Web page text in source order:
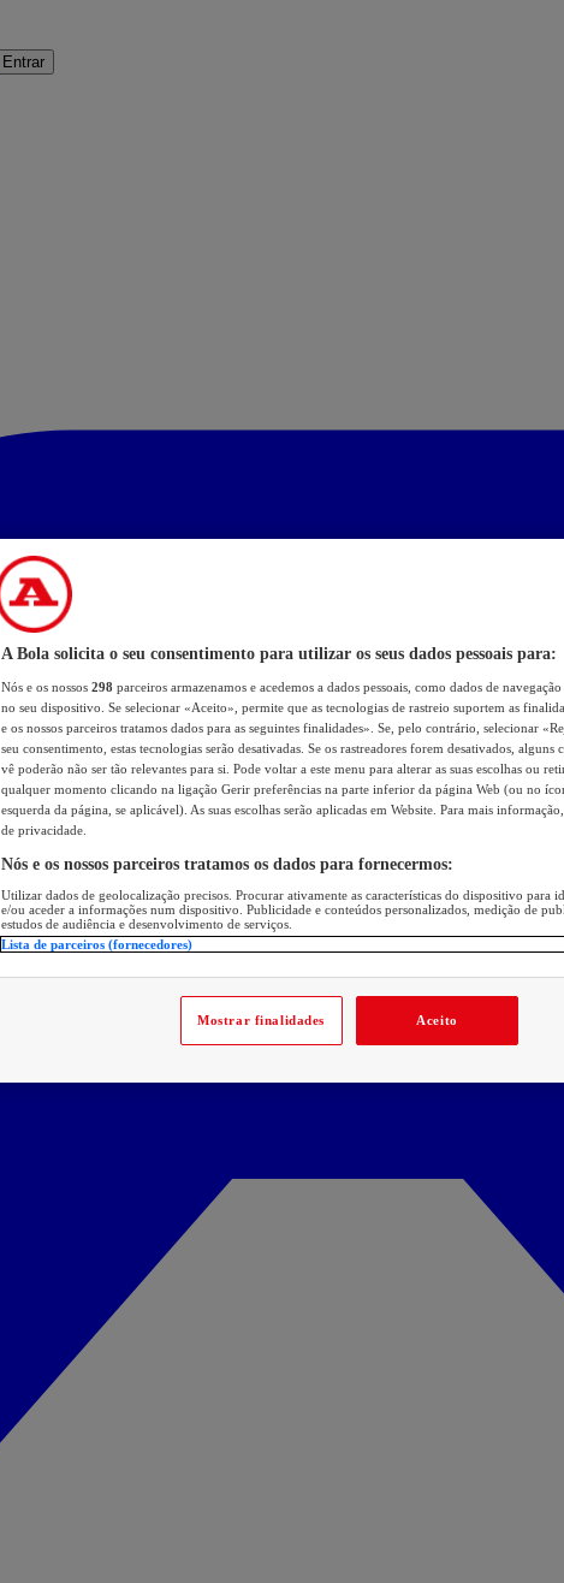
Entrar
A Bola solicita o seu consentimento para utilizar os seus dados pessoais para:
Nós e os nossos 298 parceiros armazenamos e acedemos a dados pessoais, como dados de
no seu dispositivo. Se selecionar «Aceito», permite que as tecnologias de rastreio suportem as
e os nossos parceiros tratamos dados para as seguintes finalidades». Se, pelo contrário, selecionar
seu consentimento, estas tecnologias serão desativadas. Se os rastreadores forem desativados, alguns
vê poderão não ser tão relevantes para si. Pode voltar a este menu para alterar as suas escolhas ou
qualquer momento clicando na ligação Gerir preferências na parte inferior da página Web (ou no
esquerda da página, se aplicável). As suas escolhas serão aplicadas em Website. Para mais
de privacidade.
Nós e os nossos parceiros tratamos os dados para fornecermos:
Utilizar dados de geolocalização precisos. Procurar ativamente as características do dispositivo para
e/ou aceder a informações num dispositivo. Publicidade e conteúdos personalizados, medição de
estudos de audiência e desenvolvimento de serviços.
Lista de parceiros (fornecedores)
Mostrar finalidades Aceito